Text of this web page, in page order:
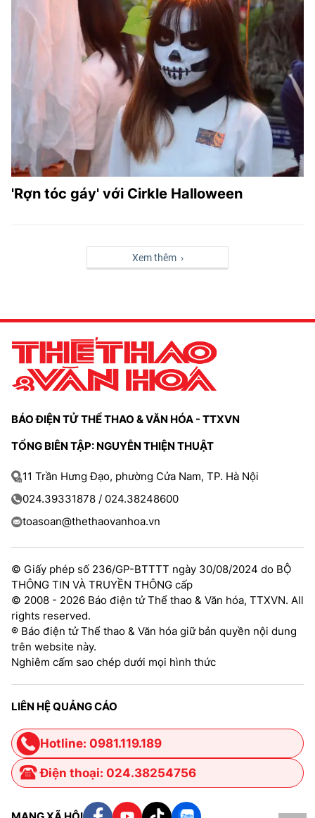
'Rợn tóc gáy' với Cirkle Halloween
Xem thêm ›
BÁO ĐIỆN TỬ THỂ THAO & VĂN HÓA - TTXVN
TỔNG BIÊN TẬP: NGUYỄN THIỆN THUẬT
11 Trần Hưng Đạo, phường Cửa Nam, TP. Hà Nội
024.39331878 / 024.38248600
toasoan@thethaovanhoa.vn
© Giấy phép số 236/GP-BTTTT ngày 30/08/2024 do BỘ
THÔNG TIN VÀ TRUYỀN THÔNG cấp
© 2008 - 2026 Báo điện tử Thể thao & Văn hóa, TTXVN. All
rights reserved.
® Báo điện tử Thể thao & Văn hóa giữ bản quyền nội dung
trên website này.
Nghiêm cấm sao chép dưới mọi hình thức
LIÊN HỆ QUẢNG CÁO
Hotline: 0981.119.189
Điện thoại: 024.38254756